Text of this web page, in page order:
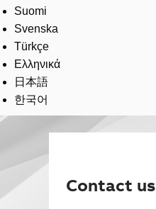
Suomi
Svenska
Türkçe
Ελληνικά
日本語
한국어
Contact us